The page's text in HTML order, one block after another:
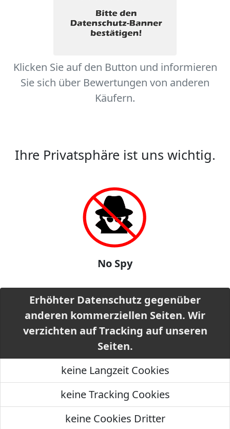
Klicken Sie auf den Button und informieren
Sie sich über Bewertungen von anderen
Käufern.
Ihre Privatsphäre ist uns wichtig.
No Spy
Erhöhter Datenschutz gegenüber
anderen kommerziellen Seiten. Wir
verzichten auf Tracking auf unseren
Seiten.
keine Langzeit Cookies
keine Tracking Cookies
keine Cookies Dritter